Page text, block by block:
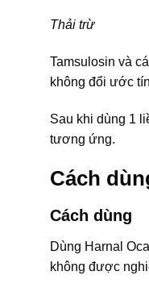
Thải trừ
Tamsulosin và
không đổi ước
Sau khi dùng 1
tương ứng.
Cách
Cách dùng
Dùng Harnal
không được